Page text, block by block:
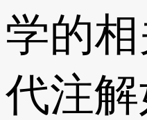
学的
代注